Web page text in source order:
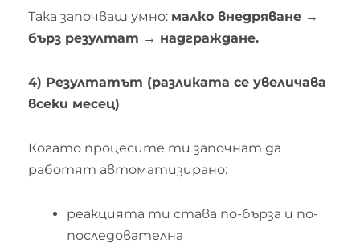
Така започваш умно: малко внедряване →
бърз резултат → надграждане.
4) Резултатът (разликата се увеличава
всеки месец)
Когато процесите ти започнат да
работят автоматизирано:
реакцията ти става по-бърза и по-
последователна